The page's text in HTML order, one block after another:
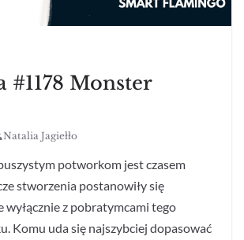
#1178 Monster
Natalia Jagiełło
potworkom jest czasem
stworzenia postanowiły się
wyłącznie z pobratymcami tego
Komu uda się najszybciej dopasować